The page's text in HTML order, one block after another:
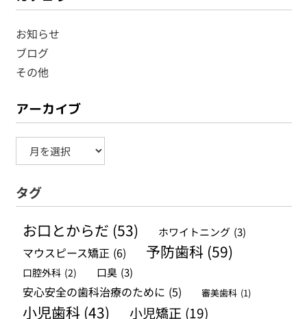
お知らせ
ブログ
その他
アーカイブ
ー
カ
ブ
タグ
お口とからだ (53) ホワイトニング (3)
マウスピース矯正 (6) 予防歯科 (59)
口腔外科 (2) 口臭 (3)
安心安全の歯科治療のために (5) 審美歯科 (1)
小児歯科 (43) 小児矯正 (19)